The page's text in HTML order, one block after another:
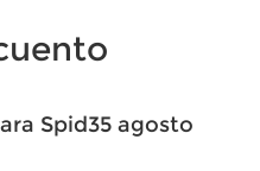
Spid35 agosto